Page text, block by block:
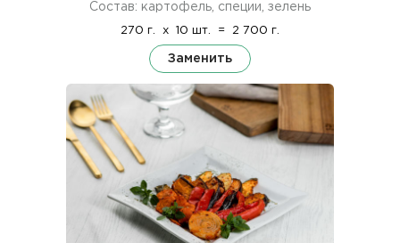
Состав: картофель, специи, зелень
270 г. x 10 шт. = 2 700 г.
Заменить